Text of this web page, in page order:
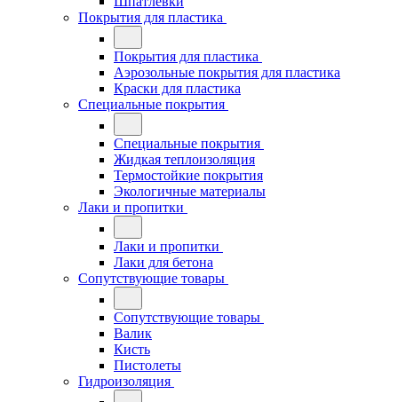
Покрытия для пластика
Покрытия для пластика
Аэрозольные покрытия для пластика
Краски для пластика
Специальные покрытия
Специальные покрытия
Жидкая теплоизоляция
Термостойкие покрытия
Экологичные материалы
Лаки и пропитки
Лаки и пропитки
Лаки для бетона
Сопутствующие товары
Сопутствующие товары
Валик
Кисть
Пистолеты
Гидроизоляция